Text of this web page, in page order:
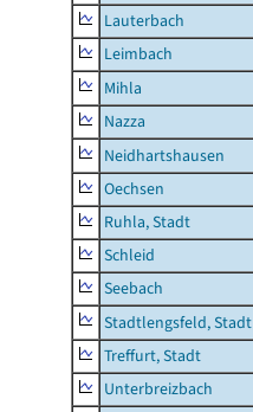
Lauterbach
Leimbach
Mihla
Nazza
Neidhartshausen
Oechsen
Ruhla, Stadt
Schleid
Seebach
Stadtlengsfeld, Stadt
Treffurt, Stadt
Unterbreizbach